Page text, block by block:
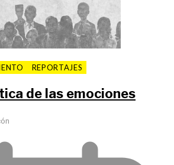
REPORTAJES
de las emociones